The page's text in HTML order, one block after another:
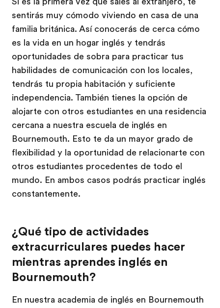
sentirás muy cómodo viviendo en casa de una
familia británica. Así conocerás de cerca cómo
es la vida en un hogar inglés y tendrás
oportunidades de sobra para practicar tus
habilidades de comunicación con los locales,
tendrás tu propia habitación y suficiente
independencia. También tienes la opción de
alojarte con otros estudiantes en una residencia
cercana a nuestra escuela de inglés en
Bournemouth. Esto te da un mayor grado de
flexibilidad y la oportunidad de relacionarte con
otros estudiantes procedentes de todo el
mundo. En ambos casos podrás practicar inglés
constantemente.
¿Qué tipo de actividades
extracurriculares puedes hacer
mientras aprendes inglés en
Bournemouth?
En nuestra academia de inglés en Bournemouth